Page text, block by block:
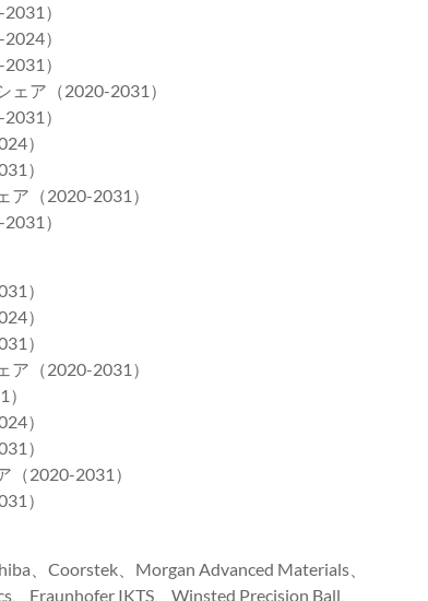
）
）
）
ア（2020-2031）
）
）
）
（2020-2031）
）
）
）
）
（2020-2031）
）
）
2020-2031）
）
、Coorstek、Morgan Advanced Materials、
Fraunhofer IKTS、Winsted Precision Ball、